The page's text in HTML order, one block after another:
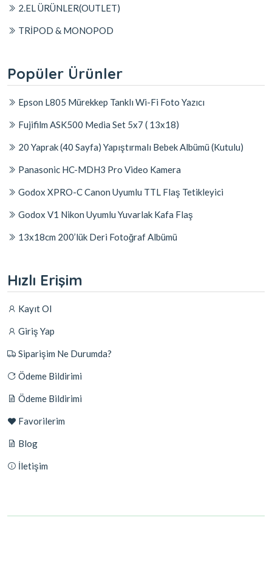
2.EL ÜRÜNLER(OUTLET)
TRİPOD & MONOPOD
Popüler Ürünler
Epson L805 Mürekkep Tanklı Wi-Fi Foto Yazıcı
Fujifilm ASK500 Media Set 5x7 ( 13x18)
20 Yaprak (40 Sayfa) Yapıştırmalı Bebek Albümü (Kutulu)
Panasonic HC-MDH3 Pro Video Kamera
Godox XPRO-C Canon Uyumlu TTL Flaş Tetikleyici
Godox V1 Nikon Uyumlu Yuvarlak Kafa Flaş
13x18cm 200’lük Deri Fotoğraf Albümü
Hızlı Erişim
Kayıt Ol
Giriş Yap
Siparişim Ne Durumda?
Ödeme Bildirimi
Ödeme Bildirimi
Favorilerim
Blog
İletişim